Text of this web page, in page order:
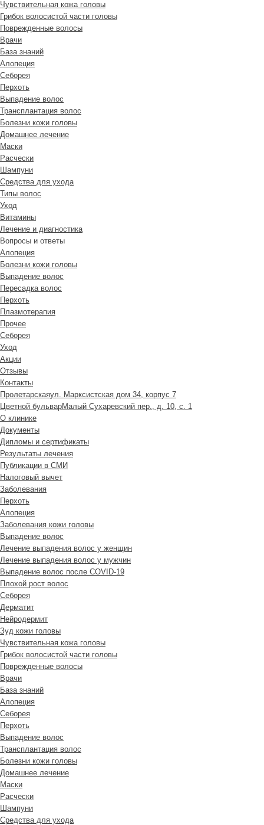
Чувствительная кожа головы
Грибок волосистой части головы
Поврежденные волосы
Врачи
База знаний
Алопеция
Себорея
Перхоть
Выпадение волос
Трансплантация волос
Болезни кожи головы
Домашнее лечение
Маски
Расчески
Шампуни
Средства для ухода
Типы волос
Уход
Витамины
Лечение и диагностика
Вопросы и ответы
Алопеция
Болезни кожи головы
Выпадение волос
Пересадка волос
Перхоть
Плазмотерапия
Прочее
Себорея
Уход
Акции
Отзывы
Контакты
Пролетарскаяул. Марксистская дом 34, корпус 7
Цветной бульварМалый Сухаревский пер., д. 10, с. 1
О клинике
Документы
Дипломы и сертификаты
Результаты лечения
Публикации в СМИ
Налоговый вычет
Заболевания
Перхоть
Алопеция
Заболевания кожи головы
Выпадение волос
Лечение выпадения волос у женщин
Лечение выпадения волос у мужчин
Выпадение волос после COVID-19
Плохой рост волос
Cеборея
Дерматит
Нейродермит
Зуд кожи головы
Чувствительная кожа головы
Грибок волосистой части головы
Поврежденные волосы
Врачи
База знаний
Алопеция
Себорея
Перхоть
Выпадение волос
Трансплантация волос
Болезни кожи головы
Домашнее лечение
Маски
Расчески
Шампуни
Средства для ухода